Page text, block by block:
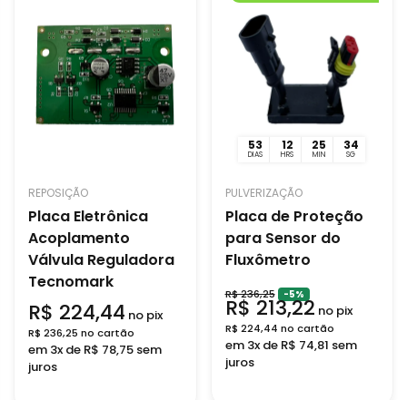
REPOSIÇÃO
Placa Eletrônica
Acoplamento
Válvula Reguladora
Tecnomark
R$ 224,44 no pix
R$ 236,25 no cartão
em 3x de R$ 78,75 sem
juros
53
DIAS
12
HRS
25
MIN
34
SG
PULVERIZAÇÃO
Placa de Proteção
para Sensor do
Fluxômetro
R$ 236,25 -5%
R$ 213,22 no pix
R$ 224,44 no cartão
em 3x de R$ 74,81 sem
juros